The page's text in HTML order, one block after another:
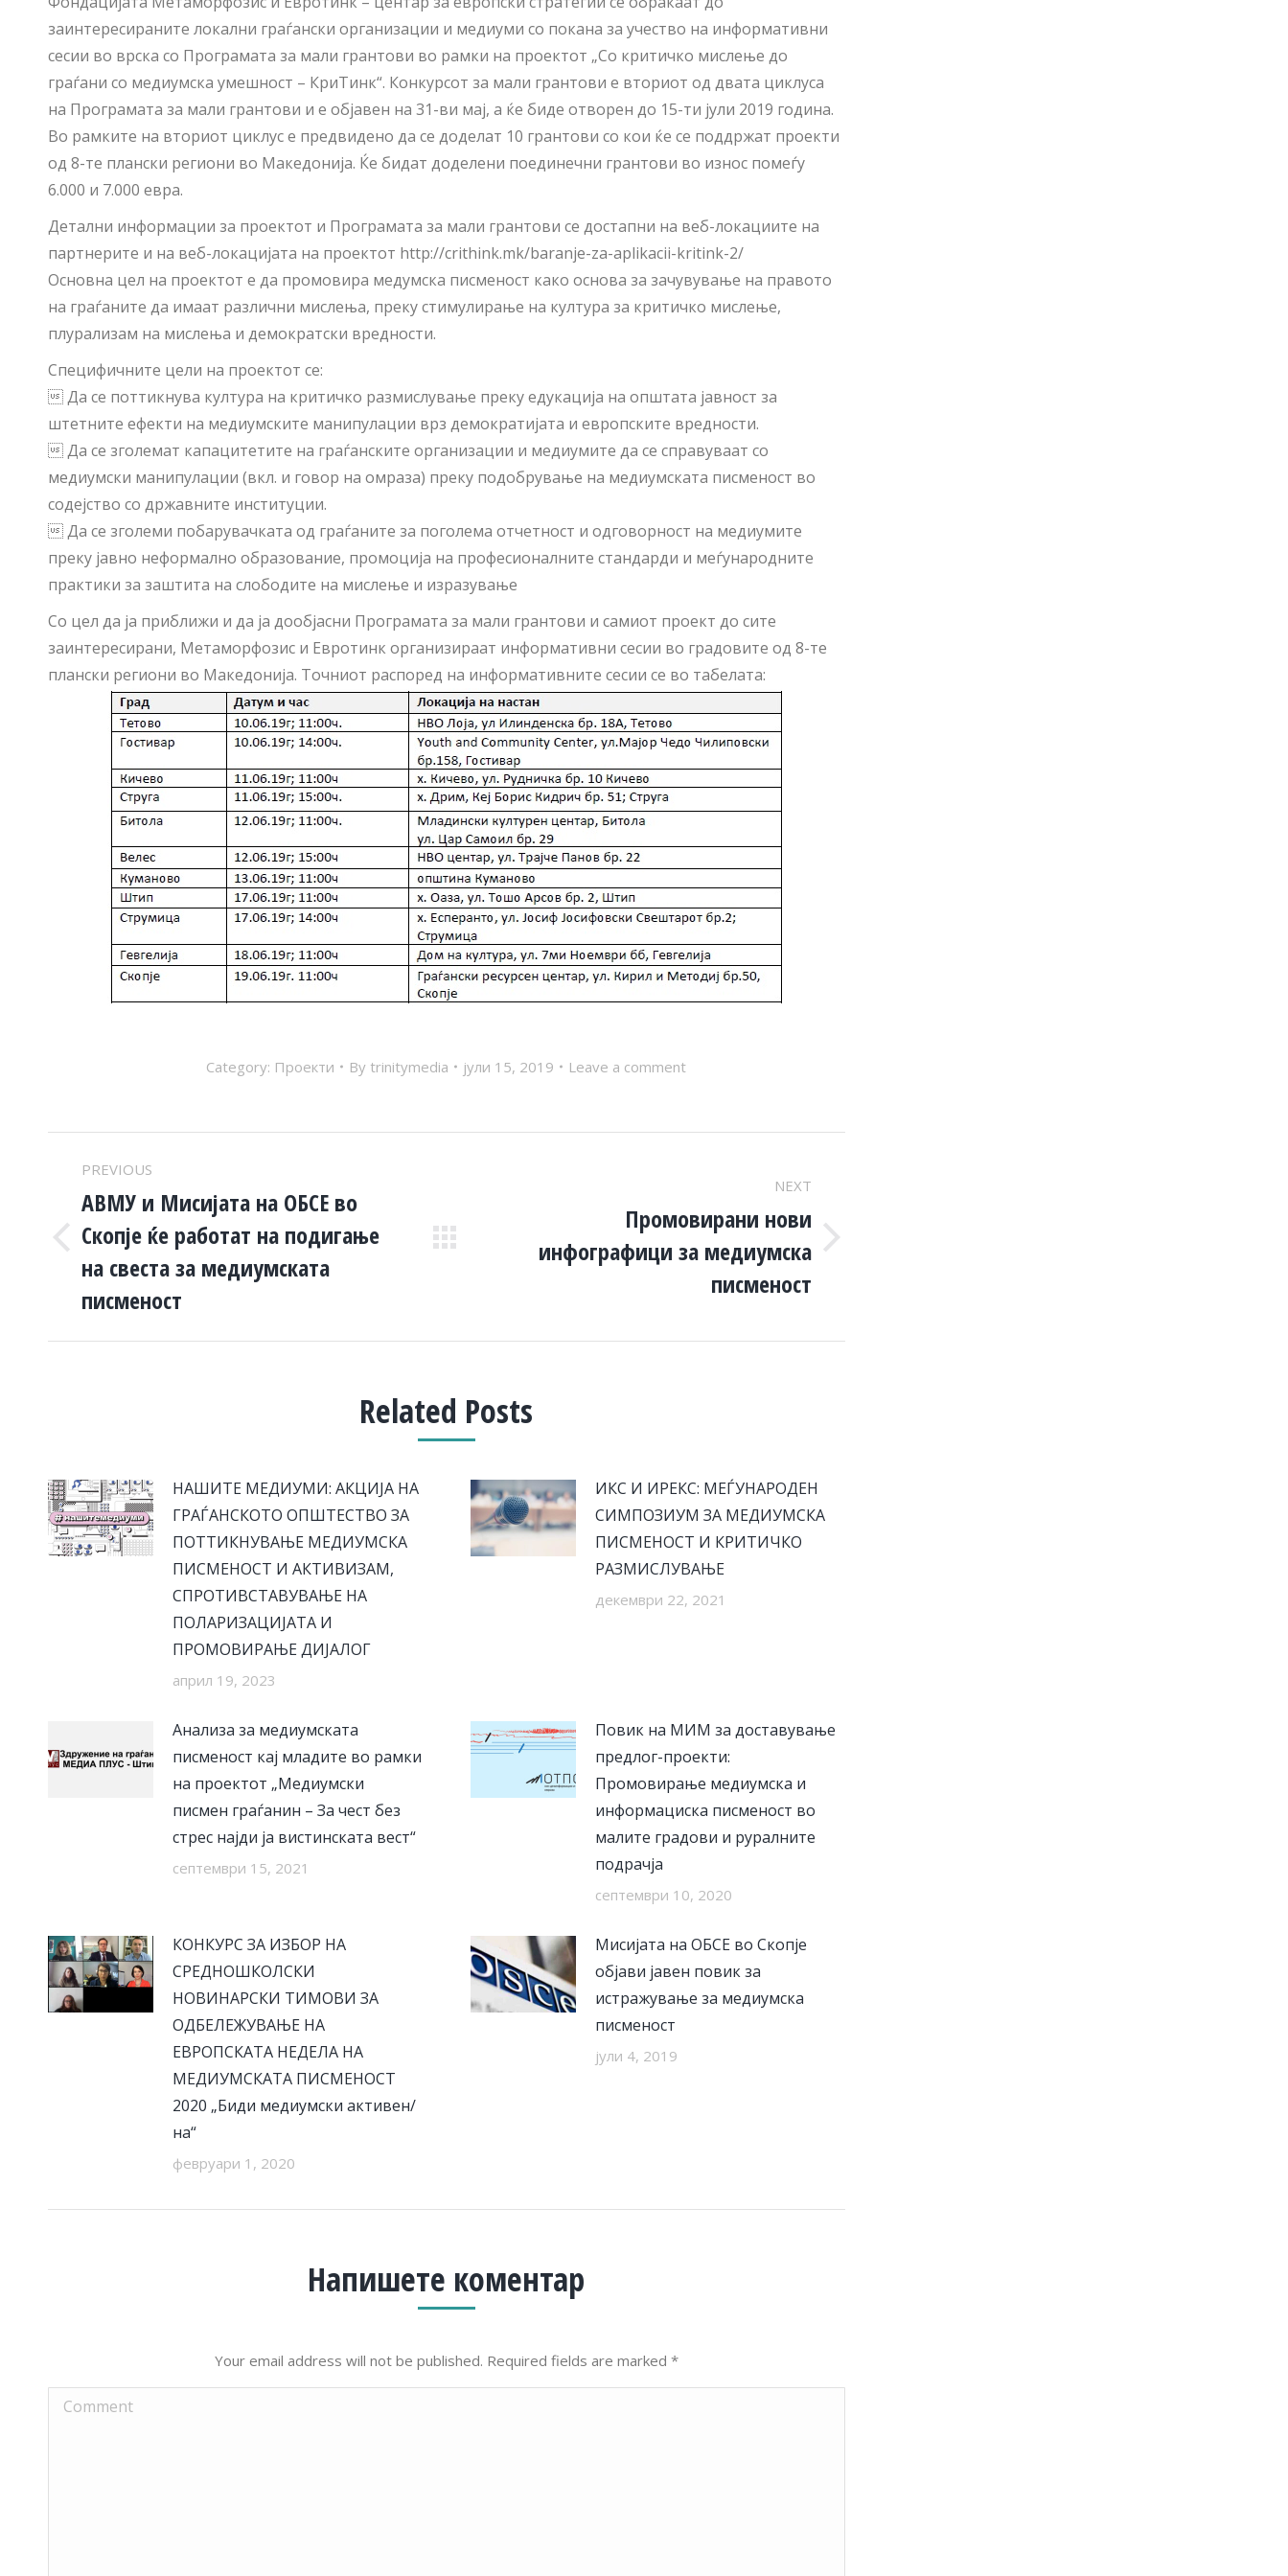
заинтересираните локални граѓански организации и медиуми со покана за учество на информативни
сесии во врска со Програмата за мали грантови во рамки на проектот „Со критичко мислење до
граѓани со медиумска умешност – КриТинк“. Конкурсот за мали грантови е вториот од двата циклуса
на Програмата за мали грантови и е објавен на 31-ви мај, а ќе биде отворен до 15-ти јули 2019 година.
Во рамките на вториот циклус е предвидено да се доделат 10 грантови со кои ќе се поддржат проекти
од 8-те плански региони во Македонија. Ќе бидат доделени поединечни грантови во износ помеѓу
6.000 и 7.000 евра.
Детални информации за проектот и Програмата за мали грантови се достапни на веб-локациите на
партнерите и на веб-локацијата на проектот http://crithink.mk/baranje-za-aplikacii-kritink-2/
Основна цел на проектот е да промовира медумска писменост како основа за зачувување на правото
на граѓаните да имаат различни мислења, преку стимулирање на култура за критичко мислење,
плурализам на мислења и демократски вредности.
Специфичните цели на проектот се:
Да се поттикнува култура на критичко размислување преку едукација на општата јавност за
штетните ефекти на медиумските манипулации врз демократијата и европските вредности.
Да се зголемат капацитетите на граѓанските организации и медиумите да се справуваат со
медиумски манипулации (вкл. и говор на омраза) преку подобрување на медиумската писменост во
содејство со државните институции.
Да се зголеми побарувачката од граѓаните за поголема отчетност и одговорност на медиумите
преку јавно неформално образование, промоција на професионалните стандарди и меѓународните
практики за заштита на слободите на мислење и изразување
Со цел да ја приближи и да ја дообјасни Програмата за мали грантови и самиот проект до сите
заинтересирани, Метаморфозис и Евротинк организираат информативни сесии во градовите од 8-те
плански региони во Македонија. Точниот распоред на информативните сесии се во табелата:
Category: Проекти By trinitymedia јули 15, 2019 Leave a comment
POST
NAVIGATION
PREVIOUS
Previous
post:
АВМУ и Мисијата на ОБСЕ во
Скопје ќе работат на подигање
на свеста за медиумската
писменост
NEXT
Промовирани нови
инфографици за медиумска
писменост
Related Posts
НАШИТЕ МЕДИУМИ: АКЦИЈА НА
ГРАЃАНСКОТО ОПШТЕСТВО ЗА
ПОТТИКНУВАЊЕ МЕДИУМСКА
ПИСМЕНОСТ И АКТИВИЗАМ,
СПРОТИВСТАВУВАЊЕ НА
ПОЛАРИЗАЦИЈАТА И
ПРОМОВИРАЊЕ ДИЈАЛОГ
април 19, 2023
ИКС И ИРЕКС: МЕЃУНАРОДЕН
СИМПОЗИУМ ЗА МЕДИУМСКА
ПИСМЕНОСТ И КРИТИЧКО
РАЗМИСЛУВАЊЕ
декември 22, 2021
Анализа за медиумската
писменост кај младите во рамки
на проектот „Медиумски
писмен граѓанин – За чест без
стрес најди ја вистинската вест“
септември 15, 2021
Повик на МИМ за доставување
предлог-проекти:
Промовирање медиумска и
информациска писменост во
малите градови и руралните
подрачја
септември 10, 2020
КОНКУРС ЗА ИЗБОР НА
СРЕДНОШКОЛСКИ
НОВИНАРСКИ ТИМОВИ ЗА
ОДБЕЛЕЖУВАЊЕ НА
ЕВРОПСКАТА НЕДЕЛА НА
МЕДИУМСКАТА ПИСМЕНОСТ
2020 „Биди медиумски активен/
на“
февруари 1, 2020
Мисијата на ОБСЕ во Скопје
објави јавен повик за
истражување за медиумска
писменост
јули 4, 2019
Напишете коментар
Your email address will not be published. Required fields are marked *
Comment